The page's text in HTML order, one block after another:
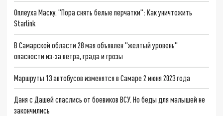
Оплеуха Маску. "Пора снять белые перчатки": Как уничтожить
Starlink
В Самарской области 28 мая объявлен "желтый уровень"
опасности из-за ветра, града и грозы
Маршруты 13 автобусов изменятся в Самаре 2 июня 2023 года
Даня с Дашей спаслись от боевиков ВСУ. Но беды для малышей не
закончились